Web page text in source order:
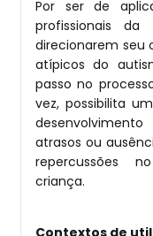
Por ser de
profissionais
direcionarem seu
atípicos do
passo no
vez, possibilita
atrasos ou
repercussões
criança.
Contextos de